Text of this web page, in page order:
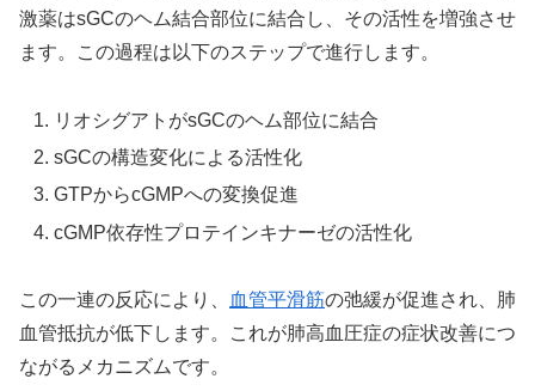
激薬はsGCのヘム結合部位に結合し、その活性を増強させ
ます。この過程は以下のステップで進行します。
リオシグアトがsGCのヘム部位に結合
sGCの構造変化による活性化
GTPからcGMPへの変換促進
cGMP依存性プロテインキナーゼの活性化
この一連の反応により、 血管平滑筋の弛緩が促進され、肺
血管抵抗が低下します。これが肺高血圧症の症状改善につ
ながるメカニズムです。